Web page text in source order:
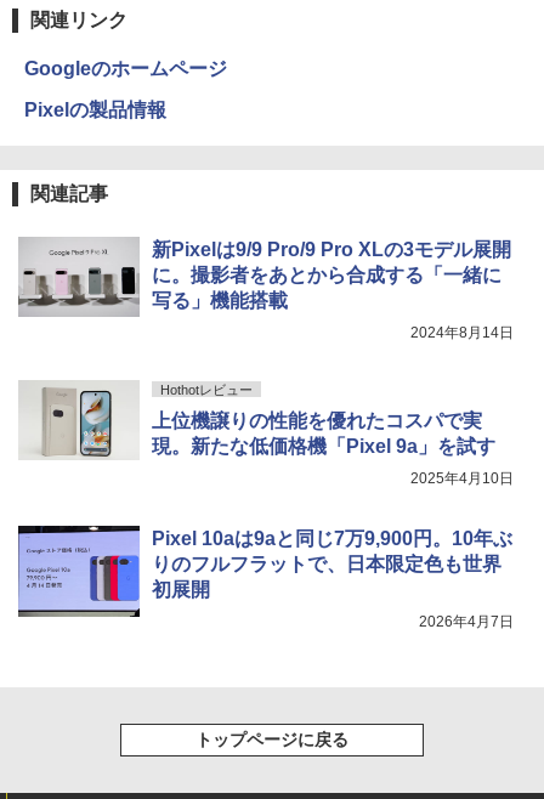
関連リンク
Googleのホームページ
Pixelの製品情報
関連記事
新Pixelは9/9 Pro/9 Pro XLの3モデル展開
に。撮影者をあとから合成する「一緒に
写る」機能搭載
2024年8月14日
Hothotレビュー
上位機譲りの性能を優れたコスパで実
現。新たな低価格機「Pixel 9a」を試す
2025年4月10日
Pixel 10aは9aと同じ7万9,900円。10年ぶ
りのフルフラットで、日本限定色も世界
初展開
2026年4月7日
トップページに戻る